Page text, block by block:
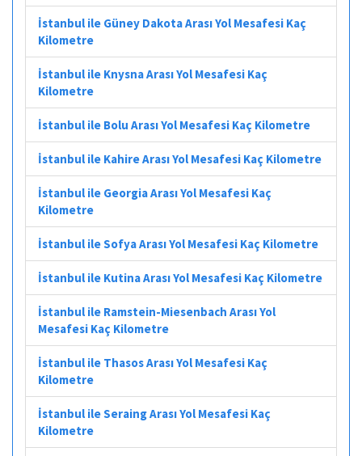
İstanbul ile Güney Dakota Arası Yol Mesafesi Kaç
Kilometre
İstanbul ile Knysna Arası Yol Mesafesi Kaç
Kilometre
İstanbul ile Bolu Arası Yol Mesafesi Kaç Kilometre
İstanbul ile Kahire Arası Yol Mesafesi Kaç Kilometre
İstanbul ile Georgia Arası Yol Mesafesi Kaç
Kilometre
İstanbul ile Sofya Arası Yol Mesafesi Kaç Kilometre
İstanbul ile Kutina Arası Yol Mesafesi Kaç Kilometre
İstanbul ile Ramstein-Miesenbach Arası Yol
Mesafesi Kaç Kilometre
İstanbul ile Thasos Arası Yol Mesafesi Kaç
Kilometre
İstanbul ile Seraing Arası Yol Mesafesi Kaç
Kilometre